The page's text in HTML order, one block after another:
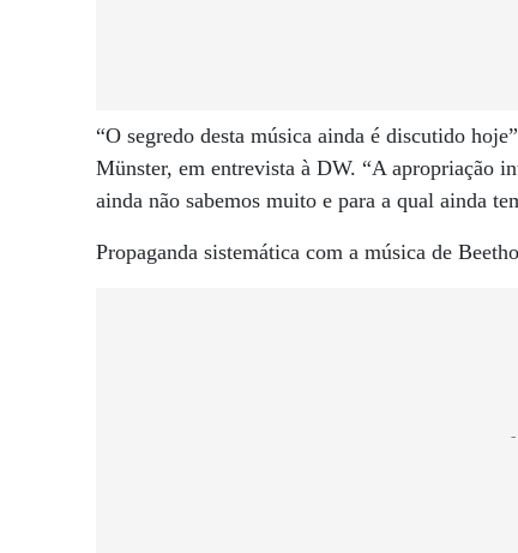
“O segredo desta música ainda é discutido
Münster, em entrevista à DW. “A apropriação
ainda não sabemos muito e para a qual ainda
Propaganda sistemática com a música de